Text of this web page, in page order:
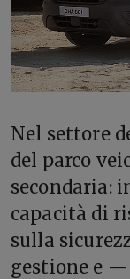
Nel settore
del parco
secondaria:
capacità di
sulla
gestione e —